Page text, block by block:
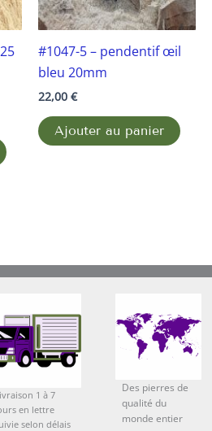
#1047-5 – pendentif œil
bleu 20mm
22,00 €
Ajouter au panier
1 à 7
en lettre
selon délais
Des pierres de
qualité du
monde entier